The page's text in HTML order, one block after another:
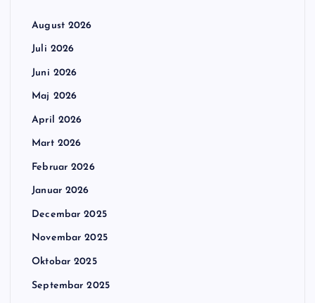
August 2026
Juli 2026
Juni 2026
Maj 2026
April 2026
Mart 2026
Februar 2026
Januar 2026
Decembar 2025
Novembar 2025
Oktobar 2025
Septembar 2025